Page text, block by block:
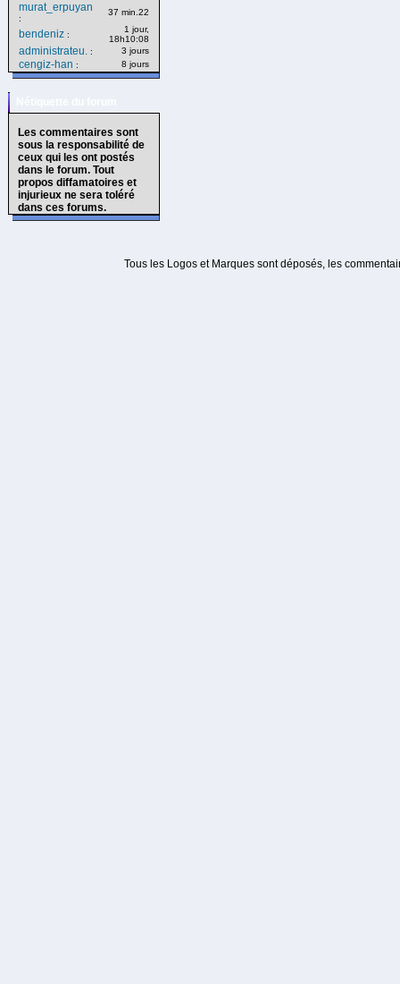
murat_erpuyan
:
37 min.22
bendeniz :
1 jour,
18h10:08
administrateu. : 3 jours
cengiz-han : 8 jours
Les commentaires sont
sous la responsabilité de
ceux qui les ont postés
dans le forum. Tout
propos diffamatoires et
injurieux ne sera toléré
dans ces forums.
Tous les Logos et Marques sont déposés, les